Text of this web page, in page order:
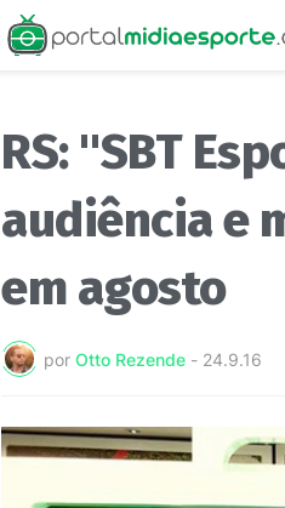
RS: "SBT
audiência e
em agosto
por Otto Rezende - 24.9.16